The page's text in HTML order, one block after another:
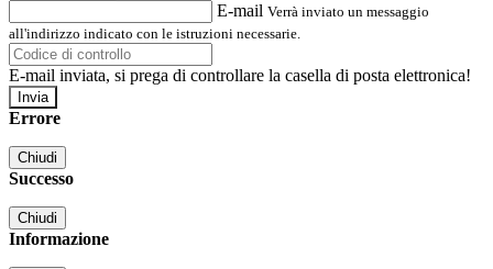
E-mail Verrà inviato un messaggio
all'indirizzo indicato con le istruzioni necessarie.
E-mail inviata, si prega di controllare la casella di posta elettronica!
Errore
Chiudi
Successo
Chiudi
Informazione